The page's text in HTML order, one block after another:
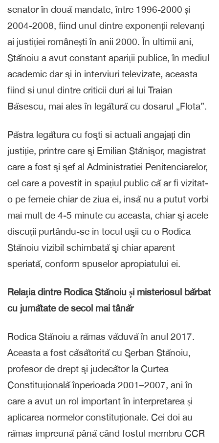
senator în două mandate, între 1996-2000 și
2004-2008, fiind unul dintre exponenții relevanți
ai justiției românești în anii 2000. În ultimii ani,
Stănoiu a avut constant apariții publice, în mediul
academic dar şi in interviuri televizate, aceasta
fiind si unul dintre criticii duri ai lui Traian
Băsescu, mai ales în legătură cu dosarul „Flota”.
Păstra legătura cu foşti si actuali angajați din
justiție, printre care şi Emilian Stănişor, magistrat
care a fost şi şef al Administratiei Penitenciarelor,
cel care a povestit in spațiul public că ar fi vizitat-
o pe femeie chiar de ziua ei, insă nu a putut vorbi
mai mult de 4-5 minute cu aceasta, chiar şi acele
discuții purtându-se in tocul uşii cu o Rodica
Stănoiu vizibil schimbată şi chiar aparent
speriată, conform spuselor apropiatului ei.
Relația dintre Rodica Stănoiu și misteriosul bărbat
cu jumătate de secol mai tânăr
Rodica Stănoiu a rămas văduvă în anul 2017.
Aceasta a fost căsătorită cu Şerban Stănoiu,
profesor de drept şi judecător la Curtea
Constituțională înperioada 2001–2007, ani în
care a avut un rol important în interpretarea și
aplicarea normelor constituționale. Cei doi au
rămas impreună până când fostul membru CCR